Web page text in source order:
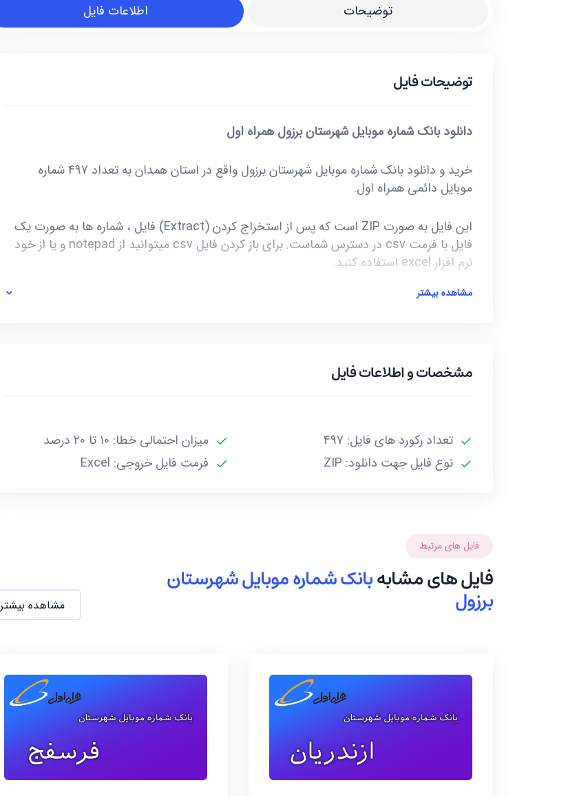
توضیحات اطلاعات فایل
توضیحات فایل
دانلود بانک شماره موبایل شهرستان برزول همراه اول
خرید و دانلود بانک شماره موبایل شهرستان برزول واقع در استان همدان به تعداد 497 شماره
موبایل دائمی همراه اول.
این فایل به صورت ZIP است که پس از استخراج کردن (Extract) فایل ، شماره ها به صورت یک
فایل با فرمت csv در دسترس شماست. برای باز کردن فایل csv میتوانید از notepad و یا از خود
نرم افزار excel استفاده کنید.
آخرین بروز رسانی این فایل در تاریخ 1401/03/09 انجام شده و حجم این فایل کمتر از 2KB است.
مشاهده بیشتر
مشخصات و اطلاعات فایل
تعداد رکورد های فایل: 497
نوع فایل جهت دانلود: ZIP
میزان احتمالی خطا: 10 تا 20 درصد
فرمت فایل خروجی: Excel
فایل های مرتبط
فایل های مشابهبانک شماره موبایل شهرستان
برزول مشاهده بیشتر